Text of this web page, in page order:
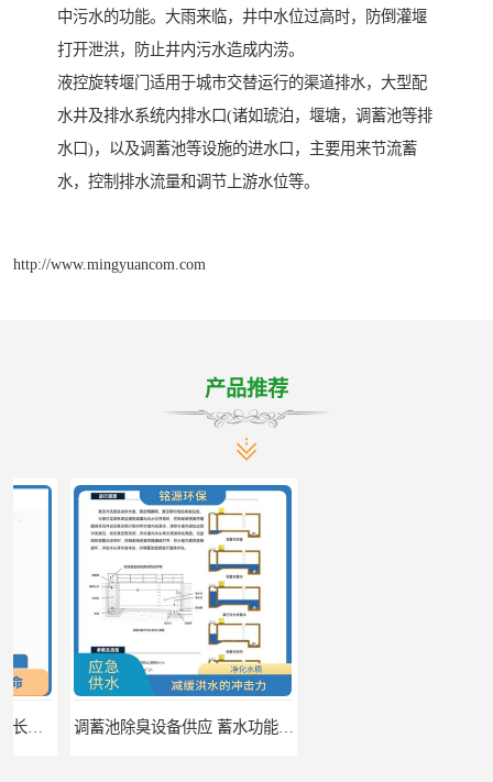
中污水的功能。大雨来临，井中水位过高时，防倒灌堰
打开泄洪，防止井内污水造成内涝。
液控旋转堰门适用于城市交替运行的渠道排水，大型配
水井及排水系统内排水口(诸如琥泊，堰塘，调蓄池等排
水口)，以及调蓄池等设施的进水口，主要用来节流蓄
水，控制排水流量和调节上游水位等。
http://www.mingyuancom.com
产品推荐
调蓄池除臭设备供应 蓄水功能 暂时储存大量雨水